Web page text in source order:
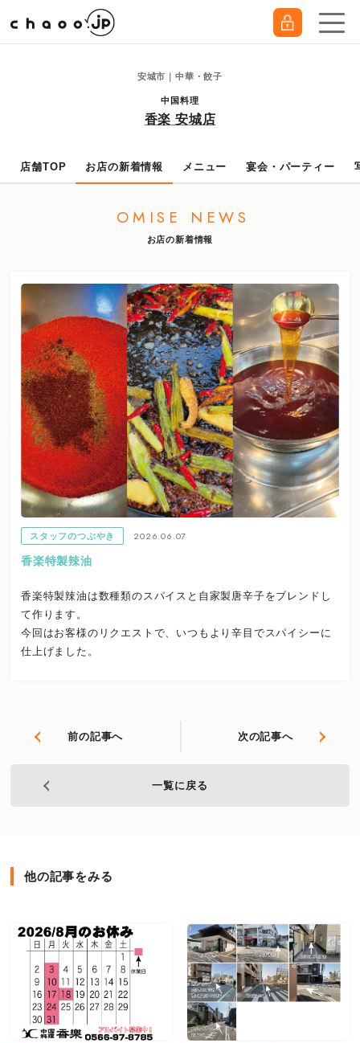
安城市｜中華・餃子
中国料理
香楽 安城店
店舗TOP お店の新着情報 メニュー 宴会・パーティー
OMISE NEWS
お店の新着情報
スタッフのつぶやき
2026.06.07
香楽特製辣油
香楽特製辣油は数種類のスパイスと自家製唐辛子をブレンドし
て作ります。
今回はお客様のリクエストで、いつもより辛目でスパイシーに
仕上げました。
前の記事へ 次の記事へ
一覧に戻る
他の記事をみる